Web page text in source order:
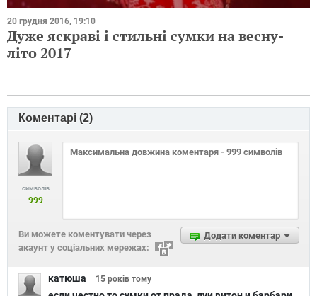
20 грудня 2016, 19:10
Дуже яскраві і стильні сумки на весну-
літо 2017
Коментарі (2)
символів
999
Додати коментар
Ви можете коментувати через
акаунт у соціальних мережах:
катюша 15 років тому